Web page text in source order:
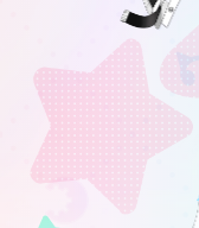
Schedule
Goods